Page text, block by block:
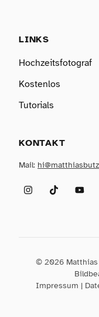
LINKS
Hochzeitsfotograf
Kostenlos
Tutorials
KONTAKT
Mail:
InstagramTikTok
© 2026 Matthias
Impressum |